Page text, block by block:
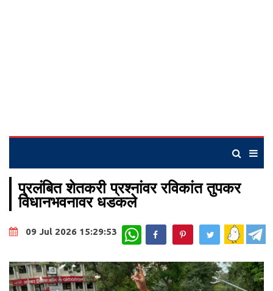
प्रलंबित शेतकरी प्रश्नांवर रविकांत तुपकर
विधानभवनावर धडकले
09 Jul 2026 15:29:53 WhatsApp